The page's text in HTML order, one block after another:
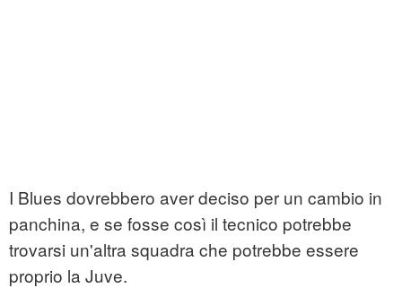
I Blues dovrebbero aver deciso per un cambio in
panchina, e se fosse così il tecnico potrebbe
trovarsi un'altra squadra che potrebbe essere
proprio la Juve.